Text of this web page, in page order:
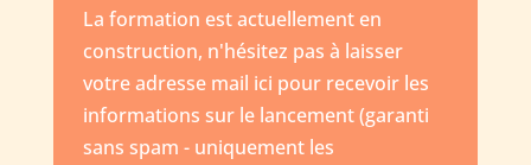
La formation est actuellement en
construction, n'hésitez pas à laisser
votre adresse mail ici pour recevoir les
informations sur le lancement (garanti
sans spam - uniquement les